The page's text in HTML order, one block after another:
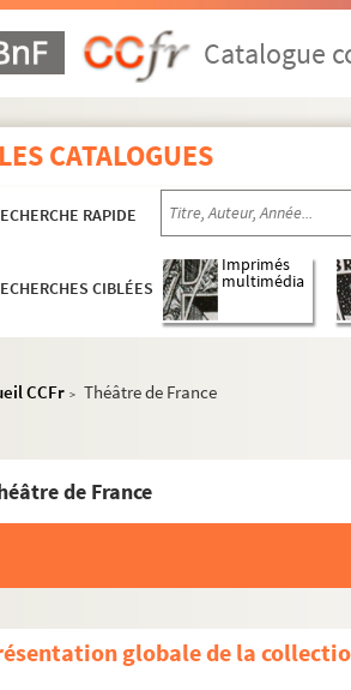
Catalogue
LES CATALOGUES
RAPIDE
CIBLÉES
Imprimés
multimédia
CCFr > Théâtre de France
de France
globale de la
6e arrondissement
Auditorium Saint-Germain